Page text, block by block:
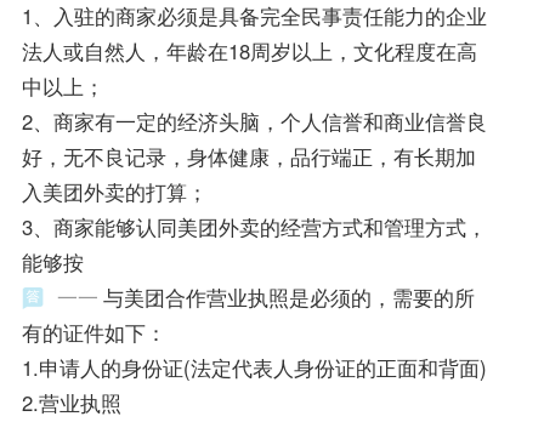
1、入驻的商家必须是具备完全民事责任能力的企业
法人或自然人，年龄在18周岁以上，文化程度在高
中以上；
2、商家有一定的经济头脑，个人信誉和商业信誉良
好，无不良记录，身体健康，品行端正，有长期加
入美团外卖的打算；
3、商家能够认同美团外卖的经营方式和管理方式，
能够按
一一 与美团合作营业执照是必须的，需要的所
有的证件如下：
1.申请人的身份证(法定代表人身份证的正面和背面)
2.营业执照